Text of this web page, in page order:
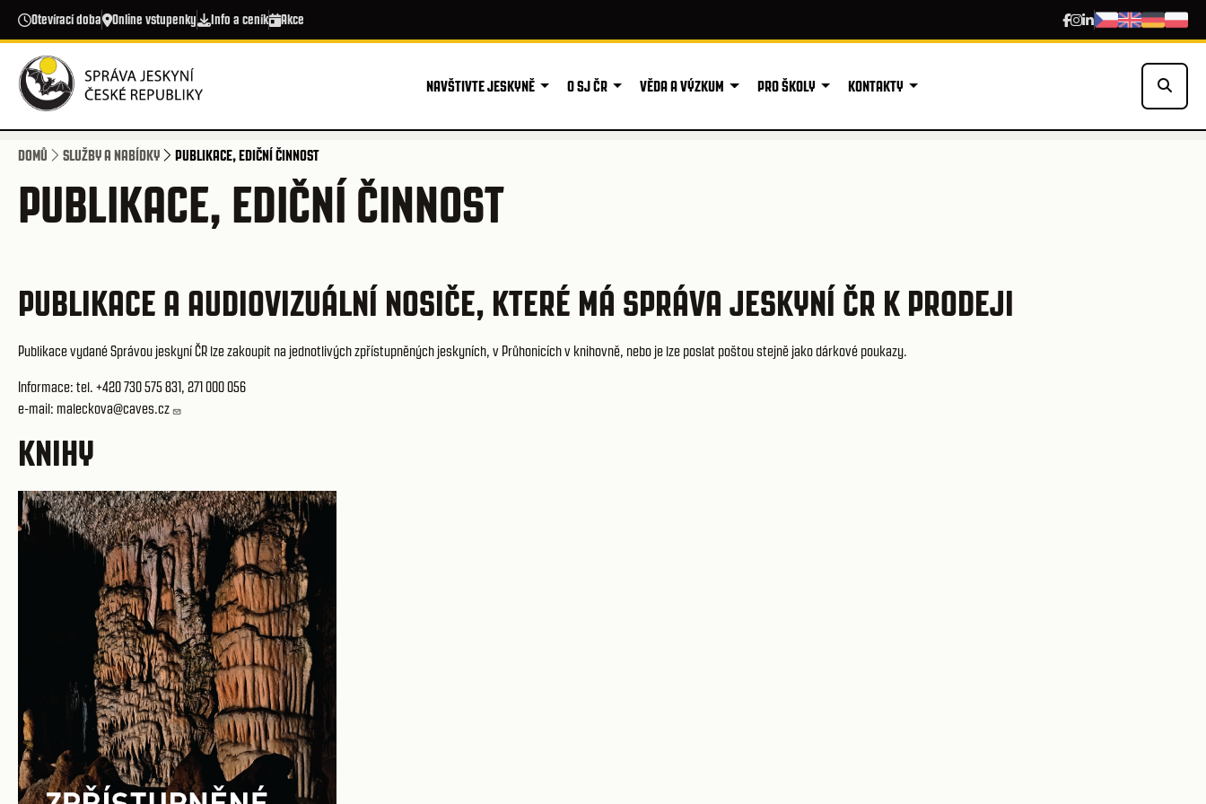
Přejít k hlavnímu obsahu
Otevírací doba Online vstupenky Info a ceník Akce
NAVŠTIVTE JESKYNĚ O SJ ČR VĚDA A VÝZKUM PRO ŠKOLY KONTAKTY
DOMŮ SLUŽBY A NABÍDKY PUBLIKACE, EDIČNÍ ČINNOST
PUBLIKACE, EDIČNÍ ČINNOST
PUBLIKACE A AUDIOVIZUÁLNÍ NOSIČE, KTERÉ MÁ SPRÁVA JESKYNÍ ČR K PRODEJI
Publikace vydané Správou jeskyní ČR lze zakoupit na jednotlivých zpřístupněných jeskyních, v Průhonicích v knihovně, nebo je lze poslat poštou stejně jako dárkové poukazy.
Informace: tel. +420 730 575 831, 271 000 056
e-mail: maleckova@caves.cz
KNIHY